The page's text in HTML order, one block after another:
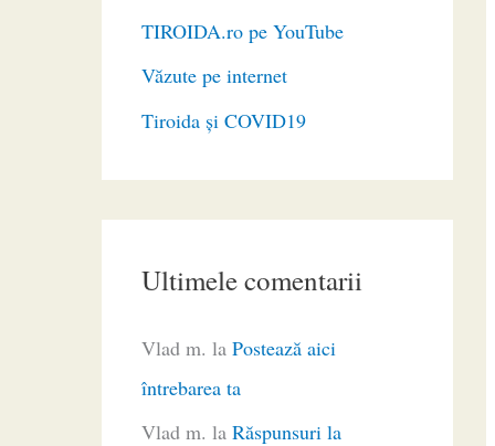
TIROIDA.ro pe YouTube
Văzute pe internet
Tiroida și COVID19
Ultimele comentarii
Vlad m. la Postează aici
întrebarea ta
Vlad m. la Răspunsuri la